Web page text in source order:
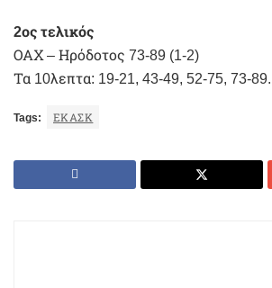
2ος τελικός
ΟΑΧ – Ηρόδοτος 73-89 (1-2)
Τα 10λεπτα: 19-21, 43-49, 52-75, 73-89.
Tags: ΕΚΑΣΚ